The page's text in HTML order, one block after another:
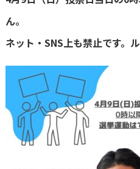
ん。
ネット・SNS上も禁止です。